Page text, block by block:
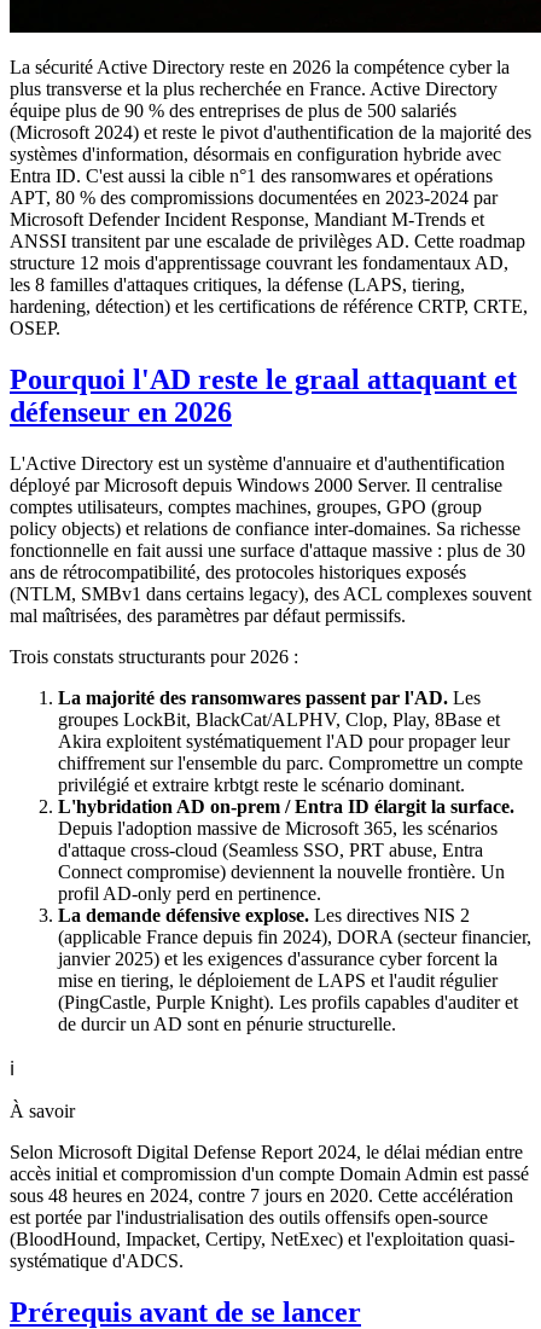
La sécurité Active Directory reste en 2026 la compétence cyber la
plus transverse et la plus recherchée en France. Active Directory
équipe plus de 90 % des entreprises de plus de 500 salariés
(Microsoft 2024) et reste le pivot d'authentification de la majorité des
systèmes d'information, désormais en configuration hybride avec
Entra ID. C'est aussi la cible n°1 des ransomwares et opérations
APT, 80 % des compromissions documentées en 2023-2024 par
Microsoft Defender Incident Response, Mandiant M-Trends et
ANSSI transitent par une escalade de privilèges AD. Cette roadmap
structure 12 mois d'apprentissage couvrant les fondamentaux AD,
les 8 familles d'attaques critiques, la défense (LAPS, tiering,
hardening, détection) et les certifications de référence CRTP, CRTE,
OSEP.
Pourquoi l'AD reste le graal attaquant et
défenseur en 2026
L'Active Directory est un système d'annuaire et d'authentification
déployé par Microsoft depuis Windows 2000 Server. Il centralise
comptes utilisateurs, comptes machines, groupes, GPO (group
policy objects) et relations de confiance inter-domaines. Sa richesse
fonctionnelle en fait aussi une surface d'attaque massive : plus de 30
ans de rétrocompatibilité, des protocoles historiques exposés
(NTLM, SMBv1 dans certains legacy), des ACL complexes souvent
mal maîtrisées, des paramètres par défaut permissifs.
Trois constats structurants pour 2026 :
La majorité des ransomwares passent par l'AD. Les
groupes LockBit, BlackCat/ALPHV, Clop, Play, 8Base et
Akira exploitent systématiquement l'AD pour propager leur
chiffrement sur l'ensemble du parc. Compromettre un compte
privilégié et extraire krbtgt reste le scénario dominant.
L'hybridation AD on-prem / Entra ID élargit la surface.
Depuis l'adoption massive de Microsoft 365, les scénarios
d'attaque cross-cloud (Seamless SSO, PRT abuse, Entra
Connect compromise) deviennent la nouvelle frontière. Un
profil AD-only perd en pertinence.
La demande défensive explose. Les directives NIS 2
(applicable France depuis fin 2024), DORA (secteur financier,
janvier 2025) et les exigences d'assurance cyber forcent la
mise en tiering, le déploiement de LAPS et l'audit régulier
(PingCastle, Purple Knight). Les profils capables d'auditer et
de durcir un AD sont en pénurie structurelle.
ℹ️
À savoir
Selon Microsoft Digital Defense Report 2024, le délai médian entre
accès initial et compromission d'un compte Domain Admin est passé
sous 48 heures en 2024, contre 7 jours en 2020. Cette accélération
est portée par l'industrialisation des outils offensifs open-source
(BloodHound, Impacket, Certipy, NetExec) et l'exploitation quasi-
systématique d'ADCS.
Prérequis avant de se lancer